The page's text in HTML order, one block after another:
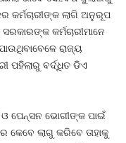
କର୍ମଚାରୀଙ୍କ ଲାଗି ଅନୁରୂପ
କର୍ମଚାରୀମାନେ
ରାଜ୍ୟ
ପହିଲାରୁ ବର୍ଦ୍ଧିତ ଡିଏ
ଓ ପେନ୍‍ସନ ଭୋଗୀଙ୍କ ପାଇଁ
କେବେ ଲାଗୁ କରିବେ ତାହାକୁ